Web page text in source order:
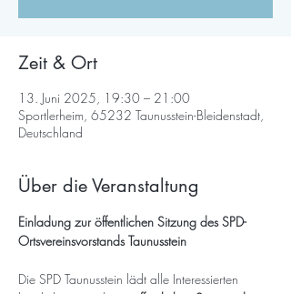
Zeit & Ort
13. Juni 2025, 19:30 – 21:00
Sportlerheim, 65232 Taunusstein-Bleidenstadt,
Deutschland
Über die Veranstaltung
Einladung zur öffentlichen Sitzung des SPD-
Ortsvereinsvorstands Taunusstein
Die SPD Taunusstein lädt alle Interessierten